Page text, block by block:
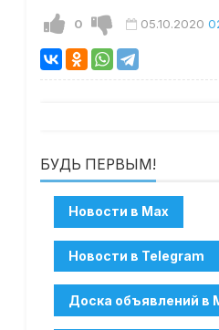
0 05.10.2020
БУДЬ ПЕРВЫМ!